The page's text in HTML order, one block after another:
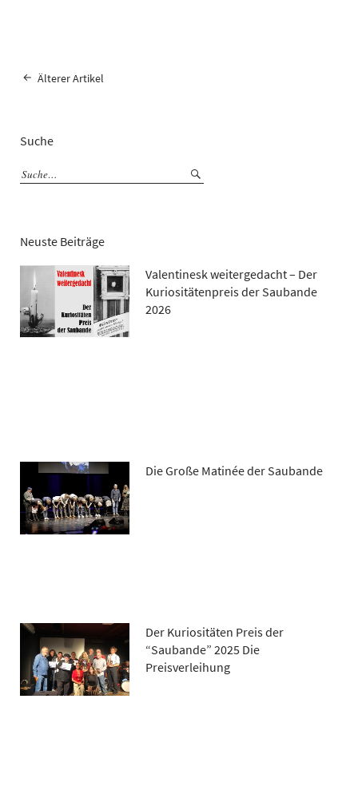
Älterer Artikel
Suche
Neuste Beiträge
Valentinesk weitergedacht – Der
Kuriositätenpreis der Saubande
2026
Die Große Matinée der Saubande
Der Kuriositäten Preis der
“Saubande” 2025 Die
Preisverleihung